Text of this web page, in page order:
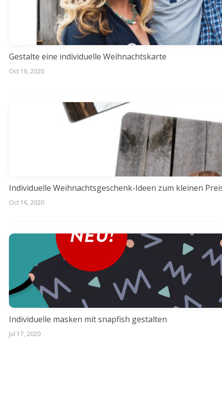
Gestalte eine individuelle Weihnachtskarte
Oct 16, 2020
Individuelle Weihnachtsgeschenk-Ideen zum kleinen
Oct 16, 2020
Individuelle masken mit snapfish gestalten
Jul 17, 2020